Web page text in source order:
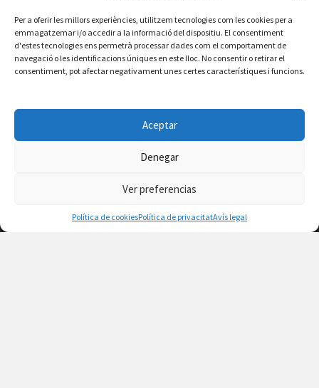
Per a oferir les millors experiències, utilitzem tecnologies com les cookies per a
emmagatzemar i/o accedir a la informació del dispositiu. El consentiment
d'estes tecnologies ens permetrà processar dades com el comportament de
navegació o les identificacions úniques en este lloc. No consentir o retirar el
consentiment, pot afectar negativament unes certes característiques i funcions.
Aceptar
Denegar
Ver preferencias
Política de cookiesPolítica de privacitatAvís legal
Vilafamés al día
Consulta la agenda de Vilafamésaquí